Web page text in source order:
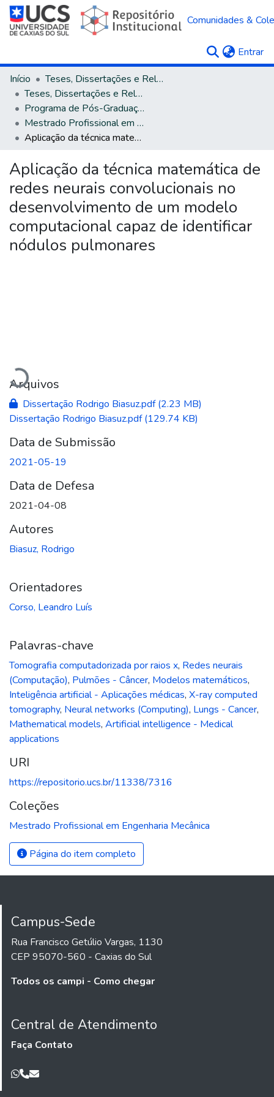
Comunidades &
Entrar
Início
Teses, Dissertações e Relatórios
Teses, Dissertações e Relatórios defendidos na UCS
Programa de Pós-Graduação em Engenharia Mecânica
Mestrado Profissional em Engenharia Mecânica
Aplicação da técnica matemática de redes neurais convolucionais no desenvolvimento de um modelo computacional capaz de identificar nódulos pulmonares
Aplicação da técnica matemática de
redes neurais convolucionais no
desenvolvimento de um modelo
computacional capaz de identificar
nódulos pulmonares
Carregando...
Arquivos
Dissertação Rodrigo Biasuz.pdf(2.23 MB)
Dissertação Rodrigo Biasuz.pdf(129.74 KB)
Data de Submissão
2021-05-19
Data de Defesa
2021-04-08
Autores
Biasuz, Rodrigo
Orientadores
Corso, Leandro Luís
Palavras-chave
Tomografia computadorizada por raios x, Redes neurais
(Computação), Pulmões - Câncer, Modelos matemáticos,
Inteligência artificial - Aplicações médicas, X-ray computed
tomography, Neural networks (Computing), Lungs - Cancer,
Mathematical models, Artificial intelligence - Medical
applications
URI
https://repositorio.ucs.br/11338/7316
Coleções
Mestrado Profissional em Engenharia Mecânica
Página do item completo
Campus-Sede
Rua Francisco Getúlio Vargas, 1130
CEP 95070-560 - Caxias do Sul
Todos os campi - Como chegar
Central de Atendimento
Faça Contato